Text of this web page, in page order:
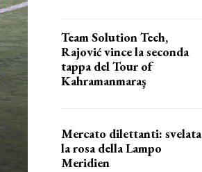
Team Solution Tech,
Rajović vince la seconda
tappa del Tour of
Kahramanmaraş
Mercato dilettanti: svelata
la rosa della Lampo
Meridien